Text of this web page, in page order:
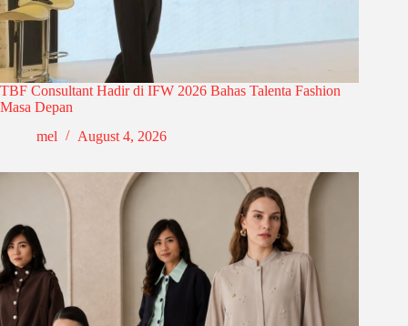
TBF Consultant Hadir di IFW 2026 Bahas Talenta Fashion
Masa Depan
mel
August 4, 2026